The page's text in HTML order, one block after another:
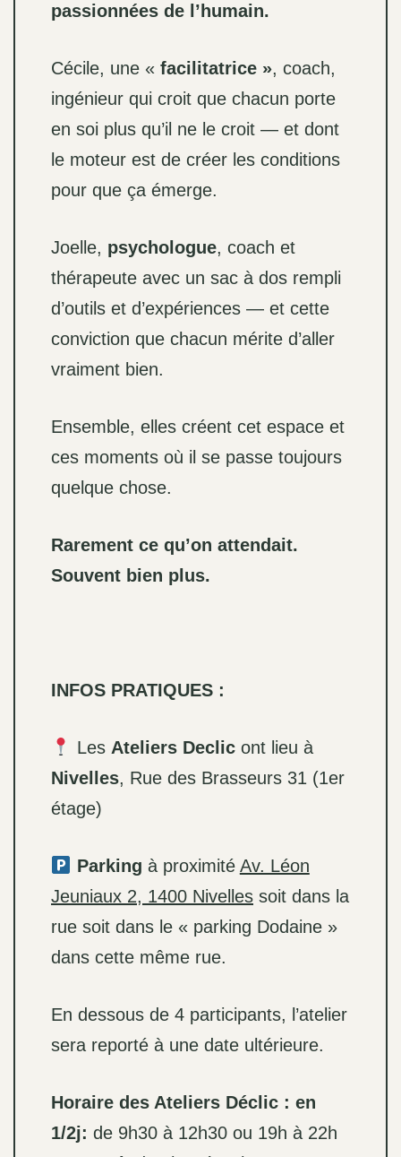
passionnées de l’humain.
Cécile, une « facilitatrice », coach,
ingénieur qui croit que chacun porte
en soi plus qu’il ne le croit — et dont
le moteur est de créer les conditions
pour que ça émerge.
Joelle, psychologue, coach et
thérapeute avec un sac à dos rempli
d’outils et d’expériences — et cette
conviction que chacun mérite d’aller
vraiment bien.
Ensemble, elles créent cet espace et
ces moments où il se passe toujours
quelque chose.
Rarement ce qu’on attendait.
Souvent bien plus.
INFOS PRATIQUES :
Les Ateliers Declicont lieu à
Nivelles, Rue des Brasseurs 31 (1er
étage)
Parking à proximité Av. Léon
Jeuniaux 2, 1400 Nivelles soit dans la
rue soit dans le « parking Dodaine »
dans cette même rue.
En dessous de 4 participants, l’atelier
sera reporté à une date ultérieure.
Horaire des Ateliers Déclic : en
1/2j: de 9h30 à 12h30 ou 19h à 22h